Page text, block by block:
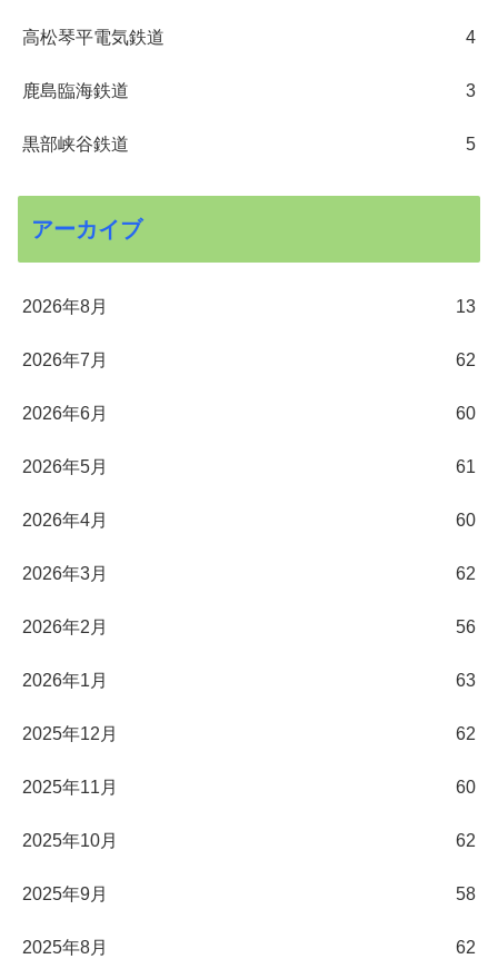
高松琴平電気鉄道 4
鹿島臨海鉄道 3
黒部峡谷鉄道 5
アーカイブ
2026年8月 13
2026年7月 62
2026年6月 60
2026年5月 61
2026年4月 60
2026年3月 62
2026年2月 56
2026年1月 63
2025年12月 62
2025年11月 60
2025年10月 62
2025年9月 58
2025年8月 62